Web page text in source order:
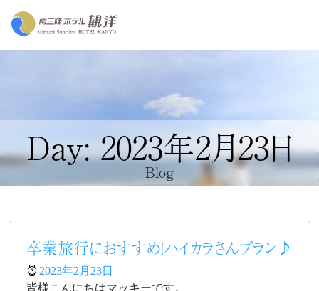
Day: 2023年2月23日
Blog
卒業旅行におすすめ！ハイカラさんプラン♪
2023年2月23日
皆様こんにちはマッキーです。